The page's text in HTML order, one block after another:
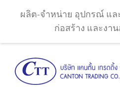
ผลิต-จำหน่าย อุปกรณ์ แล
ก่อสร้าง และงา